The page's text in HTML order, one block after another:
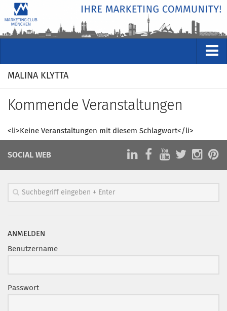
VERANSTALTUNGEN
Rückblicke
Clubführung
Marketing Pioniere
Arbeitsgruppen
Mentoring
MALINA KLYTTA
Kommende Veranstaltungen
<li>Keine Veranstaltungen mit diesem Schlagwort</li>
SOCIAL WEB
ANMELDEN
Benutzername
Passwort